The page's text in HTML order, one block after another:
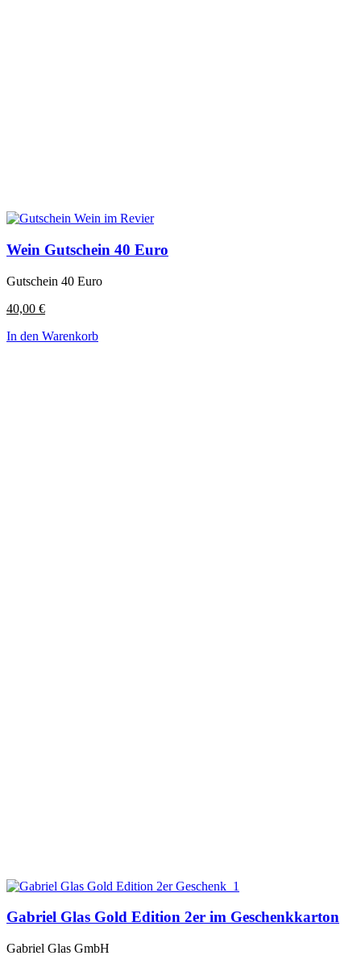
Wein Gutschein 40 Euro
Gutschein 40 Euro
40,00 €
In den Warenkorb
Gabriel Glas Gold Edition 2er im Geschenkkarton
Gabriel Glas GmbH